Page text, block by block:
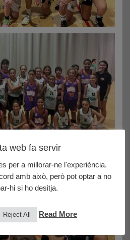
web fa servir
per a millorar-ne l'experiència.
amb això, però pot optar a no
hi si ho desitja.
Reject All Read More